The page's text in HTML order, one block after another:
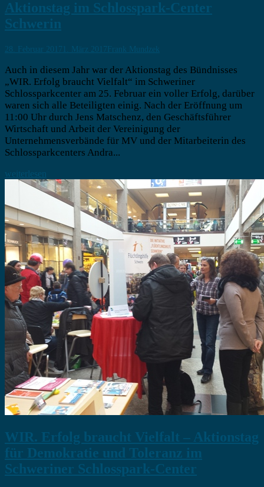
Aktionstag im Schlosspark-Center
Schwerin
28. Februar 2017 1. März 2017 Frank Mundzek
Auch in diesem Jahr war der Aktionstag des Bündnisses
„WIR. Erfolg braucht Vielfalt“ im Schweriner
Schlossparkcenter am 25. Februar ein voller Erfolg, darüber
waren sich alle Beteiligten einig. Nach der Eröffnung um
11:00 Uhr durch Jens Matschenz, den Geschäftsführer
Wirtschaft und Arbeit der Vereinigung der
Unternehmensverbände für MV und der Mitarbeiterin des
Schlossparkcenters Andra...
weiterlesen
WIR. Erfolg braucht Vielfalt – Aktionstag
für Demokratie und Toleranz im
Schweriner Schlosspark-Center